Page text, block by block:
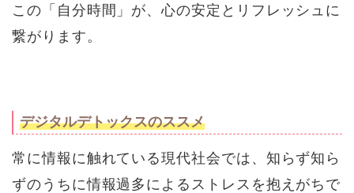
この「自分時間」が、心の安定とリフレッシュに
繋がります。
デジタルデトックスのススメ
常に情報に触れている現代社会では、知らず知ら
ずのうちに情報過多によるストレスを抱えがちで